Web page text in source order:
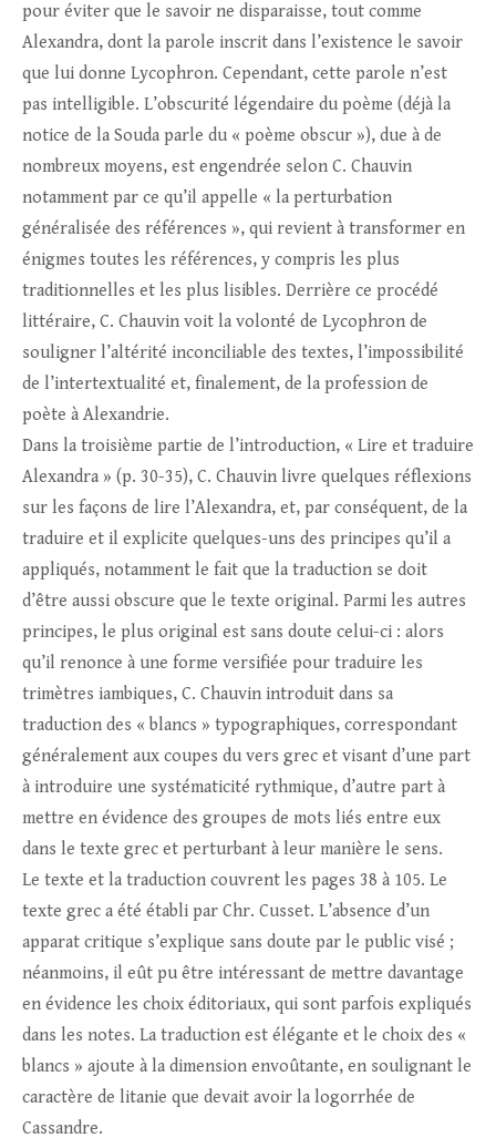
pour éviter que le savoir ne disparaisse, tout comme
Alexandra, dont la parole inscrit dans l’existence le savoir
que lui donne Lycophron. Cependant, cette parole n’est
pas intelligible. L’obscurité légendaire du poème (déjà la
notice de la Souda parle du « poème obscur »), due à de
nombreux moyens, est engendrée selon C. Chauvin
notamment par ce qu’il appelle « la perturbation
généralisée des références », qui revient à transformer en
énigmes toutes les références, y compris les plus
traditionnelles et les plus lisibles. Derrière ce procédé
littéraire, C. Chauvin voit la volonté de Lycophron de
souligner l’altérité inconciliable des textes, l’impossibilité
de l’intertextualité et, finalement, de la profession de
poète à Alexandrie.
Dans la troisième partie de l’introduction, « Lire et traduire
Alexandra » (p. 30-35), C. Chauvin livre quelques réflexions
sur les façons de lire l’Alexandra, et, par conséquent, de la
traduire et il explicite quelques-uns des principes qu’il a
appliqués, notamment le fait que la traduction se doit
d’être aussi obscure que le texte original. Parmi les autres
principes, le plus original est sans doute celui-ci : alors
qu’il renonce à une forme versifiée pour traduire les
trimètres iambiques, C. Chauvin introduit dans sa
traduction des « blancs » typographiques, correspondant
généralement aux coupes du vers grec et visant d’une part
à introduire une systématicité rythmique, d’autre part à
mettre en évidence des groupes de mots liés entre eux
dans le texte grec et perturbant à leur manière le sens.
Le texte et la traduction couvrent les pages 38 à 105. Le
texte grec a été établi par Chr. Cusset. L’absence d’un
apparat critique s’explique sans doute par le public visé ;
néanmoins, il eût pu être intéressant de mettre davantage
en évidence les choix éditoriaux, qui sont parfois expliqués
dans les notes. La traduction est élégante et le choix des «
blancs » ajoute à la dimension envoûtante, en soulignant le
caractère de litanie que devait avoir la logorrhée de
Cassandre.